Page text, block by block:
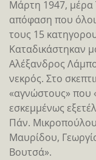
Μάρτη 1947, μέρα
απόφαση που
τους 15
Καταδικάστηκαν
Αλέξανδρος
νεκρός. Στο
«αγνώστους» που
εσκεμμένως
Πάν.
Μαυρίδου,
Βουτσά».